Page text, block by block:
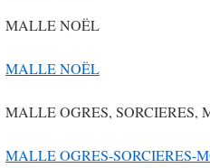
MALLE NOËL
MALLE NOËL
MALLE OGRES, SORCIERES,
MALLE OGRES-SORCIERES-